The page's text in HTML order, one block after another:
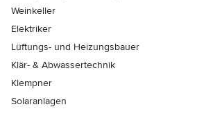
Weinkeller
Elektriker
Lüftungs- und Heizungsbauer
Klär- & Abwassertechnik
Klempner
Solaranlagen